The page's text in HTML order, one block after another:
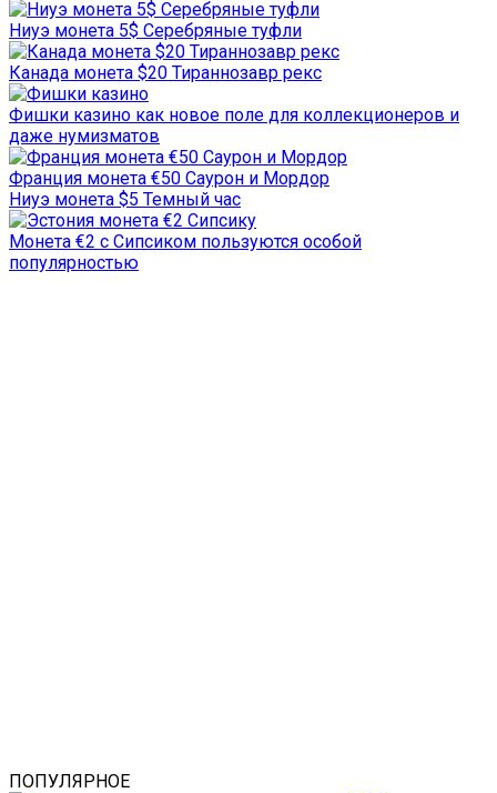
Ниуэ монета 5$ Серебряные туфли
Канада монета $20 Тираннозавр рекс
Фишки казино как новое поле для коллекционеров и
даже нумизматов
Франция монета €50 Саурон и Мордор
Ниуэ монета $5 Темный час
Монета €2 с Сипсиком пользуются особой
популярностью
ПОПУЛЯРНОЕ